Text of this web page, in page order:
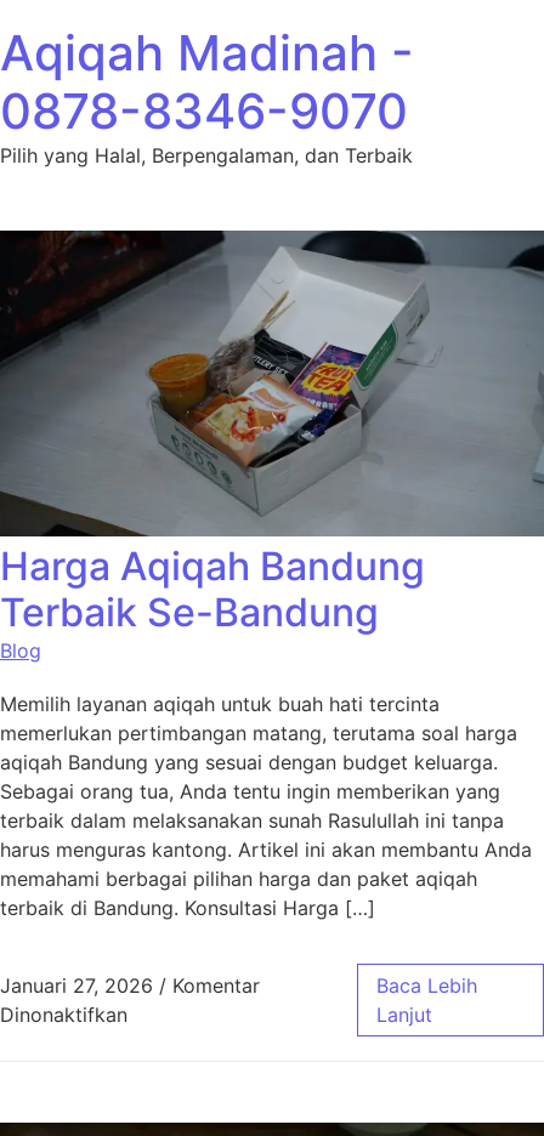
Aqiqah Madinah -
0878-8346-9070
Pilih yang Halal, Berpengalaman, dan Terbaik
Harga Aqiqah Bandung
Terbaik Se-Bandung
Blog
Memilih layanan aqiqah untuk buah hati tercinta
memerlukan pertimbangan matang, terutama soal harga
aqiqah Bandung yang sesuai dengan budget keluarga.
Sebagai orang tua, Anda tentu ingin memberikan yang
terbaik dalam melaksanakan sunah Rasulullah ini tanpa
harus menguras kantong. Artikel ini akan membantu Anda
memahami berbagai pilihan harga dan paket aqiqah
terbaik di Bandung. Konsultasi Harga […]
Januari 27, 2026 / Komentar
Dinonaktifkanpada Harga Aqiqah Bandung Terbaik Se-
Baca Lebih
Lanjut